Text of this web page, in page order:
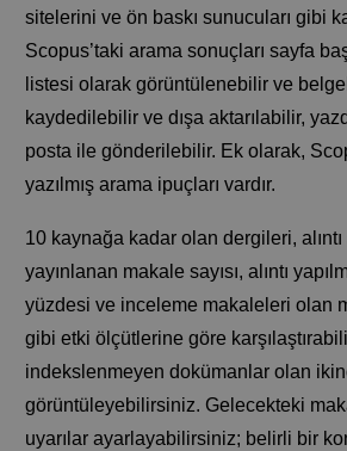
sitelerini ve ön baskı sunucuları gibi
Scopus’taki arama sonuçları sayfa
listesi olarak görüntülenebilir ve
kaydedilebilir ve dışa aktarılabilir,
posta ile gönderilebilir. Ek olarak,
yazılmış arama ipuçları vardır.
10 kaynağa kadar olan dergileri, alıntı
yayınlanan makale sayısı, alıntı
yüzdesi ve inceleme makaleleri olan
gibi etki ölçütlerine göre
indekslenmeyen dokümanlar olan
görüntüleyebilirsiniz. Gelecekteki
uyarılar ayarlayabilirsiniz; belirli bir